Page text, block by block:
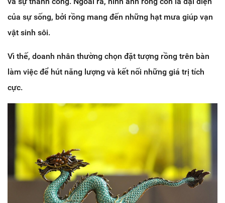
của sự sống, bởi rồng mang đến những hạt mưa giúp vạn
vật sinh sôi.
Vì thế, doanh nhân thường chọn đặt tượng rồng trên bàn
làm việc để hút năng lượng và kết nối những giá trị tích
cực.